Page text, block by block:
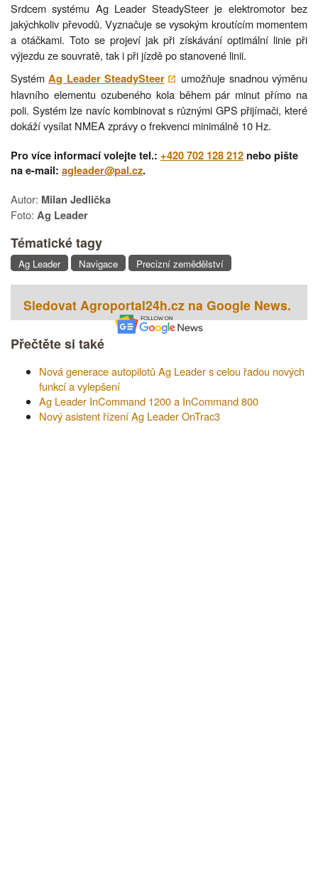
Srdcem systému Ag Leader SteadySteer je elektromotor bez
jakýchkoliv převodů. Vyznačuje se vysokým kroutícím momentem
a otáčkami. Toto se projeví jak při získávání optimální linie při
výjezdu ze souvratě, tak i při jízdě po stanovené linii.
SystémAg Leader SteadySteer
umožňuje snadnou výměnu
hlavního elementu ozubeného kola během pár minut přímo na
poli. Systém lze navíc kombinovat s různými GPS přijímači, které
dokáží vysílat NMEA zprávy o frekvenci minimálně 10 Hz.
Pro více informací volejte tel.: +420 702 128 212 nebo pište
na e-mail: agleader@pal.cz.
Autor: Milan Jedlička
Foto: Ag Leader
Tématické tagy
Ag Leader Navigace Precizní zemědělství
Sledovat Agroportal24h.cz na Google News.
Přečtěte si také
Nová generace autopilotů Ag Leader s celou řadou nových
funkcí a vylepšení
Ag Leader InCommand 1200 a InCommand 800
Nový asistent řízení Ag Leader OnTrac3